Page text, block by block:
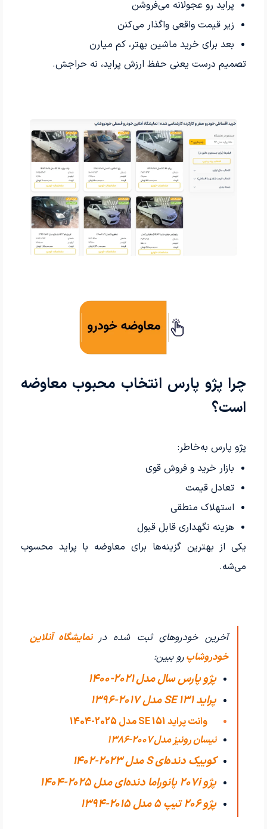
پراید رو عجولانه می‌فروشن
زیر قیمت واقعی واگذار می‌کنن
بعد برای خرید ماشین بهتر، کم میارن
تصمیم درست یعنی حفظ ارزش پراید، نه حراجش.
چرا پژو پارس انتخاب محبوب معاوضه
است؟
پژو پارس به‌خاطر:
بازار خرید و فروش قوی
تعادل قیمت
استهلاک منطقی
هزینه نگهداری قابل قبول
یکی از بهترین گزینه‌ها برای معاوضه با پراید محسوب
می‌شه.
آخرین خودروهای ثبت شده در نمایشگاه آنلاین
خودروشاپرو ببین:
پژو پارس سال مدل 2021-1400
پراید 131 SE مدل 2017-1396
وانت پراید 151 SE مدل 2025-1404
نیسان رونیز مدل 2007-1386
کوییک دنده‌ای S مدل 2023-1402
پژو 207i پانوراما دنده‌ای مدل 2025-1404
پژو 206 تیپ ۵ مدل 2015-1394